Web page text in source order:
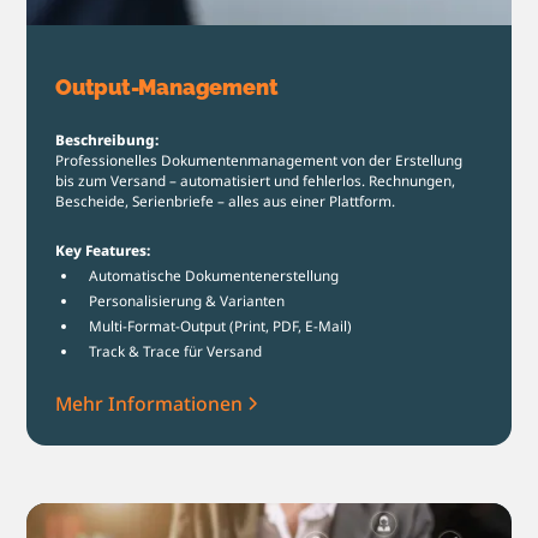
Output-Management
Beschreibung:
Professionelles Dokumentenmanagement von der Erstellung
bis zum Versand – automatisiert und fehlerlos. Rechnungen,
Bescheide, Serienbriefe – alles aus einer Plattform.
Key Features:
Automatische Dokumentenerstellung
Personalisierung & Varianten
Multi-Format-Output (Print, PDF, E-Mail)
Track & Trace für Versand
Mehr Informationen